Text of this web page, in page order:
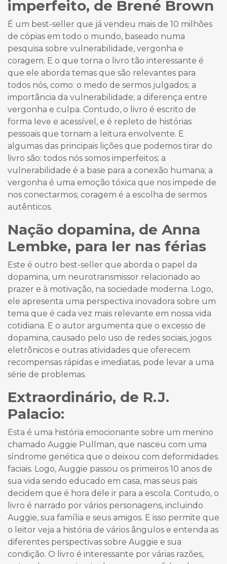
imperfeito, de Brené Brown
É um best-seller que já vendeu mais de 10 milhões
de cópias em todo o mundo, baseado numa
pesquisa sobre vulnerabilidade, vergonha e
coragem. E o que torna o livro tão interessante é
que ele aborda temas que são relevantes para
todos nós, como: o medo de sermos julgados; a
importância da vulnerabilidade; a diferença entre
vergonha e culpa. Contudo, o livro é escrito de
forma leve e acessível, e é repleto de histórias
pessoais que tornam a leitura envolvente. E
algumas das principais lições que podemos tirar do
livro são: todos nós somos imperfeitos; a
vulnerabilidade é a base para a conexão humana; a
vergonha é uma emoção tóxica que nos impede de
nos conectarmos; coragem é a escolha de sermos
autênticos.
Nação dopamina, de Anna
Lembke, para ler nas férias
Este é outro best-seller que aborda o papel da
dopamina, um neurotransmissor relacionado ao
prazer e à motivação, na sociedade moderna. Logo,
ele apresenta uma perspectiva inovadora sobre um
tema que é cada vez mais relevante em nossa vida
cotidiana. E o autor argumenta que o excesso de
dopamina, causado pelo uso de redes sociais, jogos
eletrônicos e outras atividades que oferecem
recompensas rápidas e imediatas, pode levar a uma
série de problemas.
Extraordinário, de R.J.
Palacio:
Esta é uma história emocionante sobre um menino
chamado Auggie Pullman, que nasceu com uma
síndrome genética que o deixou com deformidades
faciais. Logo, Auggie passou os primeiros 10 anos de
sua vida sendo educado em casa, mas seus pais
decidem que é hora dele ir para a escola. Contudo, o
livro é narrado por vários personagens, incluindo
Auggie, sua família e seus amigos. E isso permite que
o leitor veja a história de vários ângulos e entenda as
diferentes perspectivas sobre Auggie e sua
condição. O livro é interessante por várias razões,